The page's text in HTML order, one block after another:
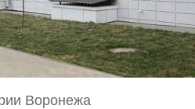
Воронежа